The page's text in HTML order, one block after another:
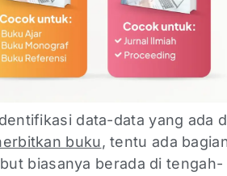
data-data yang ada
buku, tentu ada
biasanya berada di tengah-